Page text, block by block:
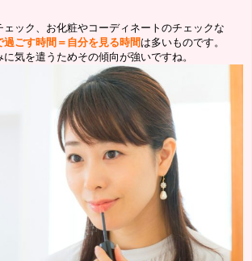
ック、お化粧やコーディネートのチェックな
過ごす時間＝自分を見る時間は多いものです。
気を遣うためその傾向が強いですね。